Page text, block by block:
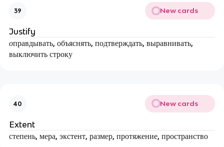
39 New cards
Justify
оправдывать, объяснять, подтверждать, выравнивать,
выключить строку
40 New cards
Extent
степень, мера, экстент, размер, протяжение, пространство